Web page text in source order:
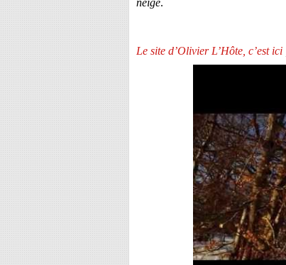
Le site d’Olivier L’Hôte, c’est ici